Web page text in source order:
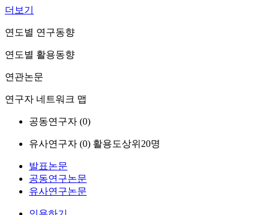
더보기
연도별 연구동향
연도별 활용동향
연관논문
연구자 네트워크 맵
공동연구자 (0)
유사연구자 (0) 활용도상위20명
발표논문
공동연구논문
유사연구논문